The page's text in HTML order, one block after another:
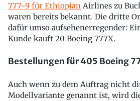
777-9 für Ethiopian Airlines zu
waren bereits bekannt. Die dritte
dafür umso aufsehenerregender:
Kunde kauft 20 Boeing 777X.
Bestellungen für 405 Boeing
Auch wenn zu dem Auftrag nicht
Modellvariante genannt ist, wird